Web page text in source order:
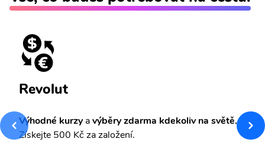
Revolut
Výhodné kurzyavýběry zdarma kdekoliv na světě.
Získejte 500 Kč za založení.